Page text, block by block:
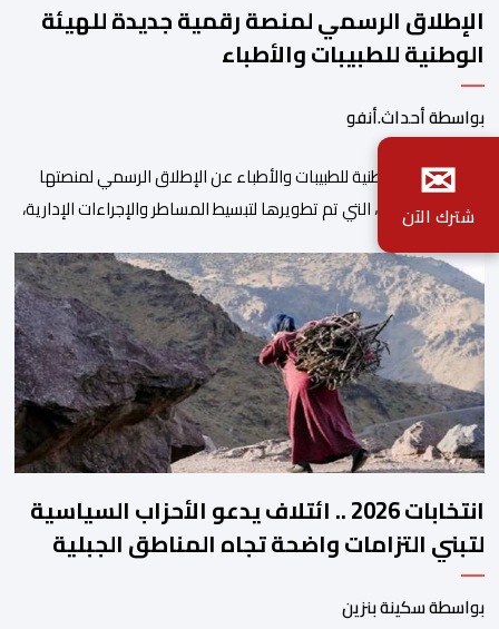
الإطلاق الرسمي لمنصة رقمية جديدة للهيئة
الوطنية للطبيبات والأطباء
بواسطة أحداث.أنفو
أعلنت الهيئة الوطنية للطبيبات والأطباء عن الإطلاق الرسمي لمنصتها
الرقمية الجديدة، التي تم تطويرها لتبسيط المساطر والإجراءات الإدارية،
وتحسين جودة الخدمات المقدمة للأطباء، وتعزيز التواصل بين الأطباء
والمجالس الجهوية للهيئة إلى جانب الهيئة الوطنية. وذكر بلاغ للهيئة أن
هذه المنصة، التي تم إطلاقها في إطار استراتيجيتها الرامية إلى التحديث
والتحول الرقمي، تشكل خطوة مهمة في […]
انتخابات 2026 .. ائتلاف يدعو الأحزاب السياسية
لتبني التزامات واضحة تجاه المناطق الجبلية
بواسطة سكينة بنزين
✉
شترك الآن